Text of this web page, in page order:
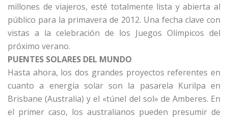
millones de viajeros, esté totalmente lista y abierta al
público para la primavera de 2012. Una fecha clave con
vistas a la celebración de los Juegos Olímpicos del
próximo verano.
PUENTES SOLARES DEL MUNDO
Hasta ahora, los dos grandes proyectos referentes en
cuanto a energía solar son la pasarela Kurilpa en
Brisbane (Australia) y el «túnel del sol» de Amberes. En
el primer caso, los australianos pueden presumir de